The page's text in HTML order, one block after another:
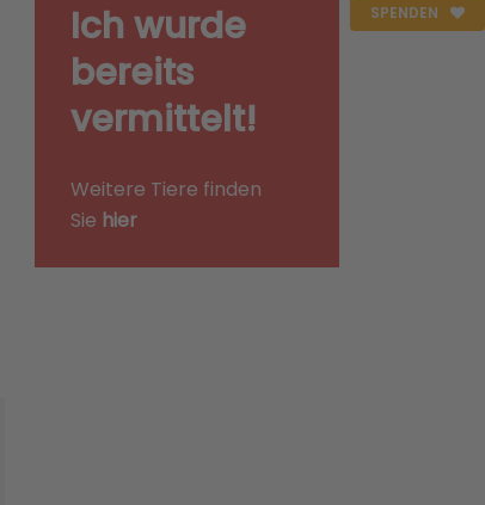
SPENDEN
Ich wurde
bereits
vermittelt!
Weitere Tiere finden
Sie hier